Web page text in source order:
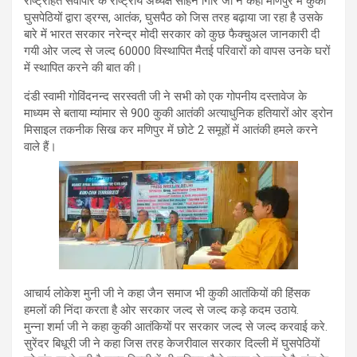
घुसपेठियों द्वारा ड्रग्स, आतंक, घुसपैठ को जिस तरह बढ़ाया जा रहा है उसके
बारे में भारत सरकार नरेन्द्र मोदी सरकार को कुछ फैक्चुअल जानकारी दी
गयी ओर जल्द से जल्द 60000 विस्थापित मैतई परिवारों को वापस उनके घरों
में स्थापित करने की बात की।
दंडी स्वामी गोविंदनन्द सरस्वती जी ने सभी को एक गोपनीय दस्तावेज के
माध्यम से बताया म्यांमार से 900 कुकी आतंकी अत्याधुनिक हतियारों ओर ड्रोन
मिसाइल तकनीक सिख कर मणिपुर में छोटे 2 समूहों में आतंकी हमले करने
वाले हैं।
आचार्य लोकेश मुनी जी ने कहा जैन समाज भी कुकी आतंकियों की हिंसक
हमलों की निंदा करता है ओर सरकार जल्द से जल्द कड़े कदम उठाये.
मुन्ना शर्मा जी ने कहा कुकी आतंकियों पर सरकार जल्द से जल्द करवाई करे.
सुरेंदर बिधूरी जी ने कहा जिस तरह केजरीवाल सरकार दिल्ली में घुसपेठियों